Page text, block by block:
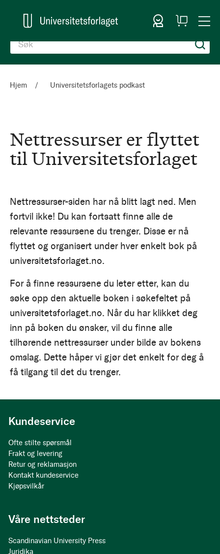
Logg inn
Handlekurv
Hjem Universitetsforlagets podkast
Nettressurser er flyttet
til Universitetsforlaget
Nettressurser-siden har nå blitt lagt ned. Men
fortvil ikke! Du kan fortsatt finne alle de
relevante ressursene du trenger. Disse er nå
flyttet og organisert under hver enkelt bok på
universitetsforlaget.no.
For å finne ressursene du leter etter, kan du
søke opp den aktuelle boken i søkefeltet på
universitetsforlaget.no. Når du har klikket deg
inn på boken du ønsker, vil du finne alle
tilhørende nettressurser under bilde av bokens
omslag. Dette håper vi gjør det enkelt for deg å
få tilgang til det du trenger.
Kundeservice
Ofte stilte spørsmål
Frakt og levering
Retur og reklamasjon
Kontakt kundeservice
Kjøpsvilkår
Våre nettsteder
Scandinavian University Press
Juridika